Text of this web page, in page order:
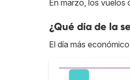
En marzo, los vuelos
¿Qué día de la
El día más